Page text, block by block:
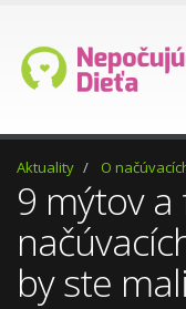
Aktuality O
9 mýtov a
by ste